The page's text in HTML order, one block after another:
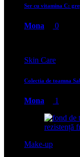
Ser cu vitamina C:
Mona 0
Skin Care
Colectia de toamna
Mona 1
Make-up